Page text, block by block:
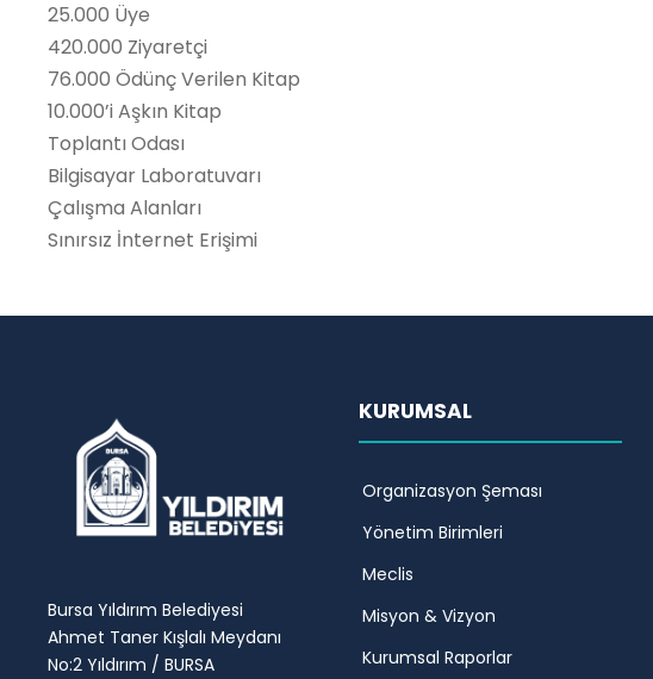
25.000 Üye
420.000 Ziyaretçi
76.000 Ödünç Verilen Kitap
10.000’i Aşkın Kitap
Toplantı Odası
Bilgisayar Laboratuvarı
Çalışma Alanları
Sınırsız İnternet Erişimi
Bursa Yıldırım Belediyesi
Ahmet Taner Kışlalı Meydanı
No:2 Yıldırım / BURSA
KURUMSAL
Organizasyon Şeması
Yönetim Birimleri
Meclis
Misyon & Vizyon
Kurumsal Raporlar